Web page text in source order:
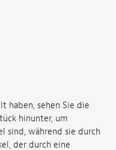
haben, sehen Sie die
hinunter, um
sind, während sie durch
der durch eine